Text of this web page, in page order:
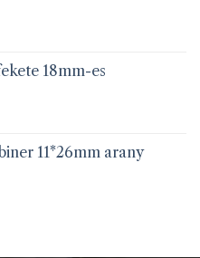
18mm-es
11*26mm arany